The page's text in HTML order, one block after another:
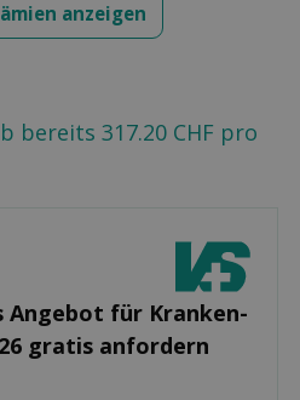
anzeigen
bereits 317.20 CHF pro
Angebot für Kranken­
gratis anfordern